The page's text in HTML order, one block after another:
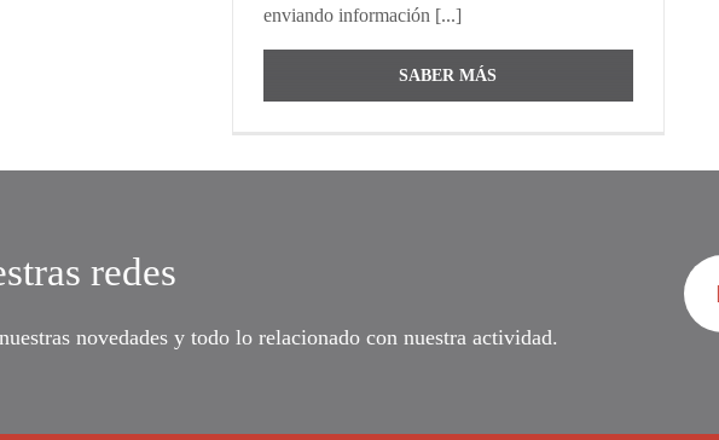
enviando información [...]
SABER MÁS
redes
novedades y todo lo relacionado con nuestra actividad.